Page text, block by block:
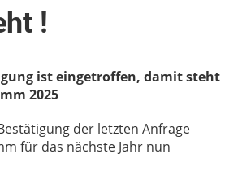
!
ist eingetroffen, damit steht
2025
der letzten Anfrage
für das nächste Jahr nun